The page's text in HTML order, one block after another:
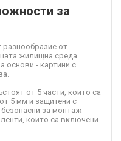
за
разнообразие от
жилищна среда.
основи - картини с
от 5 части, които са
5 мм и защитени с
безопасни за монтаж
които са включени